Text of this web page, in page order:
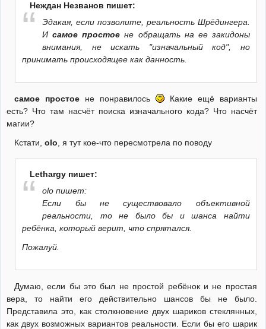
Неждан Незванов пишет:
Эдакая, если позволите, реальность Шрёдингера.
Исамое простое не обращать на ее закидоны
внимания, не искать "изначальный код", но
принимать происходящее как данность.
самое простоене понравилось
Какие ещё варианты
есть? Что там насчёт поиска изначального кода? Что насчёт
магии?
Кстати, olo , я тут кое-что пересмотрела по поводу
Lethargy пишет:
olo пишет:
Если бы не существовало объективной
реальности, то не было бы и шанса найти
ребёнка, который верит, что спрятался.
Пожалуй.
Думаю, если бы это был не простой ребёнок и не простая
вера, то найти его действительно шансов бы не было.
Представила это, как столкновение двух шариков стеклянных,
как двух возможных вариантов реальности. Если бы его шарик